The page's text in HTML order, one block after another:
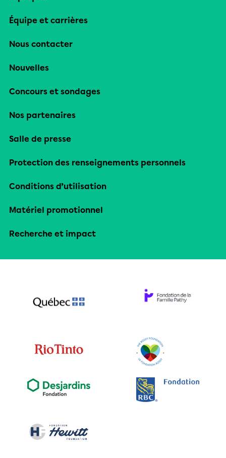
Équipe et carrières
Nous contacter
Nouvelles
Concours et sondages
Nos partenaires
Salle de presse
Protection des renseignements personnels
Conditions d’utilisation
Matériel promotionnel
Recherche et impact